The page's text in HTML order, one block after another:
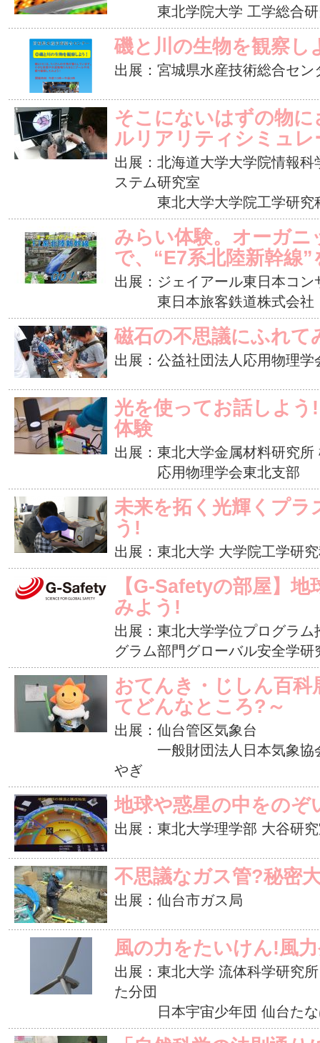
東北学院大学 工学総合研
磯と川の生物を観察し
出展：宮城県水産技術総合セン
そこにないはずの物
ルリアリティシミュ
出展：北海道大学大学院情報
ステム研究室
東北大学大学院工学研究
みらい体験。オーガニ
で、“E7系北陸新幹線
出展：ジェイアール東日本コ
東日本旅客鉄道株式会社
磁石の不思議にふれて
出展：公益社団法人応用物理学
光を使ってお話しよう
体験
出展：東北大学金属材料研究所
応用物理学会東北支部
未来を拓く光輝くプラ
う!
出展：東北大学 大学院工学研
【G-Safetyの部屋】
みよう!
出展：東北大学学位プログラ
グラム部門グローバル安全学研
おてんき・じしん百科
てどんなところ?～
出展：仙台管区気象台
一般財団法人日本気象協会
やぎ
地球や惑星の中をのぞ
出展：東北大学理学部 大谷研
不思議なガス管?秘密
出展：仙台市ガス局
風の力をたいけん!風
出展：東北大学 流体科学研究
た分団
日本宇宙少年団 仙台たな